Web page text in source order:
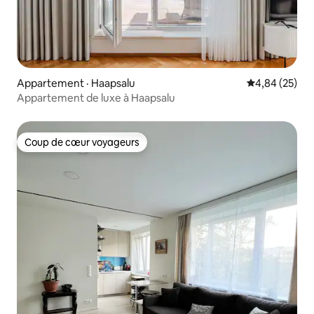
Appartement · Haapsalu Note
4,84 (25)
Appartement de luxe à Haapsalu
Coup de cœur voyageurs
Coup de cœur voyageurs